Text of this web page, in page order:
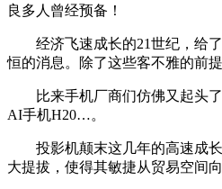
良多人曾经预备！
经济飞速成长的21世纪，给了
恒的消息。除了这些客不雅的前提
比来手机厂商们仿佛又起头了
AI手机H20…。
投影机颠末这几年的高速成长
大提拔，使得其敏捷从贸易空间向